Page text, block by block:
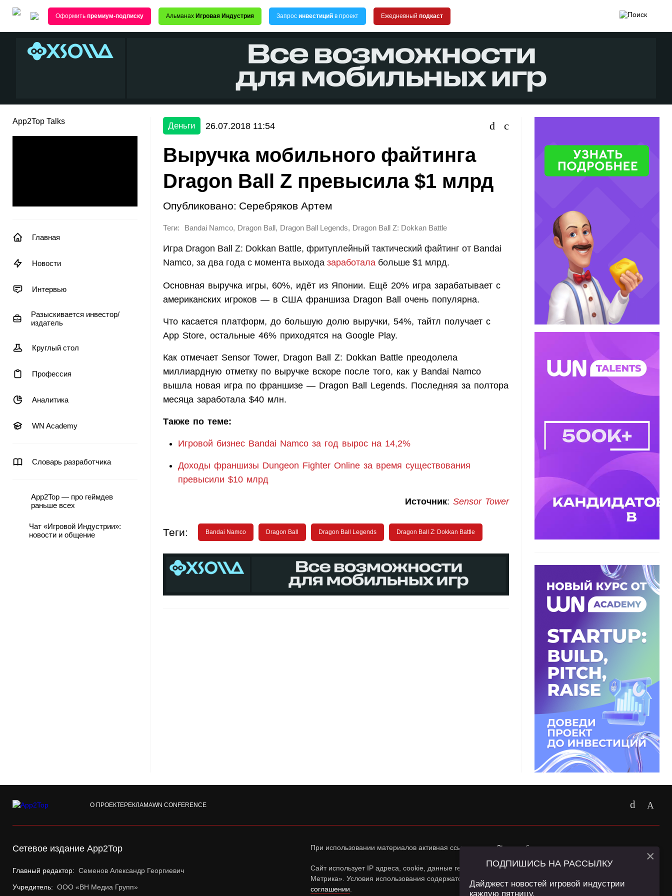
Оформить премиум-подписку Альманах Игровая Индустрия Запрос инвестиций в проект Ежедневный подкаст
App2Top Talks
Главная
Новости
Интервью
Разыскивается инвестор/
издатель
Круглый стол
Профессия
Аналитика
WN Academy
Словарь разработчика
App2Top — про геймдев
раньше всех
Чат «Игровой Индустрии»:
новости и общение
Деньги 26.07.2018 11:54
Выручка мобильного файтинга
Dragon Ball Z превысила $1 млрд
Опубликовано: Cеpебрякoв Apтем
Теги: Bandai Namco, Dragon Ball , Dragon Ball Legends, Dragon Ball Z: Dokkan Battle
Игра Dragon Ball Z: Dokkan Battle, фритуплейный тактический файтинг от Bandai
Namco, за два года с момента выхода заработала больше $1 млрд.
Основная выручка игры, 60%, идёт из Японии. Ещё 20% игра зарабатывает с
американских игроков — в США франшиза Dragon Ball очень популярна.
Что касается платформ, до большую долю выручки, 54%, тайтл получает с
App Store, остальные 46% приходятся на Google Play.
Как отмечает Sensor Tower, Dragon Ball Z: Dokkan Battle преодолела
миллиардную отметку по выручке вскоре после того, как у Bandai Namco
вышла новая игра по франшизе — Dragon Ball Legends. Последняя за полтора
месяца заработала $40 млн.
Также по теме:
Игровой бизнес Bandai Namco за год вырос на 14,2%
Доходы франшизы Dungeon Fighter Online за время существования
превысили $10 млрд
Источник: Sensor Tower
Теги: Bandai Namco Dragon Ball Dragon Ball Legends Dragon Ball Z: Dokkan Battle
О ПРОЕКТЕРЕКЛАМАWN CONFERENCE
Сетевое издание App2Top
Главный редактор: Семенов Александр Георгиевич
Учредитель: ООО «ВН Медиа Групп»
При использовании материалов активная ссылка наapp2top.ruобязательна.
Сайт использует IP адреса, cookie, данные геолокации Пользователей сайта и сервис «Яндекс
Метрика». Условия использования содержатся в
Политике конфиденциальностии
соглашении
ПОДПИШИСЬ НА РАССЫЛКУ
Дайджест новостей игровой индустрии
каждую пятницу.
×